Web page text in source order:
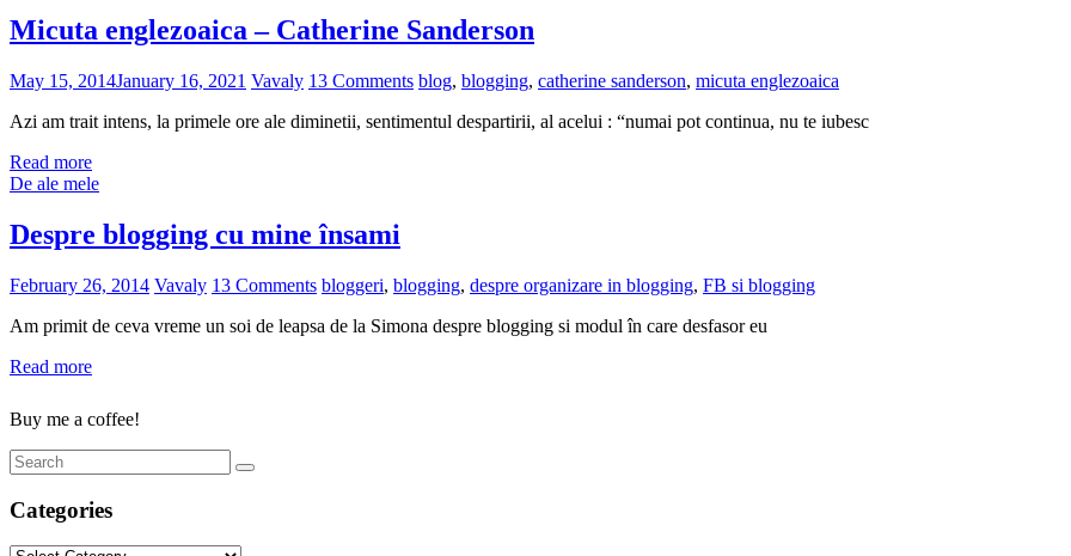
Micuta englezoaica – Catherine Sanderson
May 15, 2014January 16, 2021 Vavaly 13 Comments blog, blogging, catherine sanderson, micuta englezoaica
Azi am trait intens, la primele ore ale diminetii, sentimentul despartirii, al acelui : “numai pot continua, nu te iubesc
Read more
De ale mele
Despre blogging cu mine însami
February 26, 2014 Vavaly 13 Comments bloggeri, blogging, despre organizare in blogging, FB si blogging
Am primit de ceva vreme un soi de leapsa de la Simona despre blogging si modul în care desfasor eu
Read more
Buy me a coffee!
Categories